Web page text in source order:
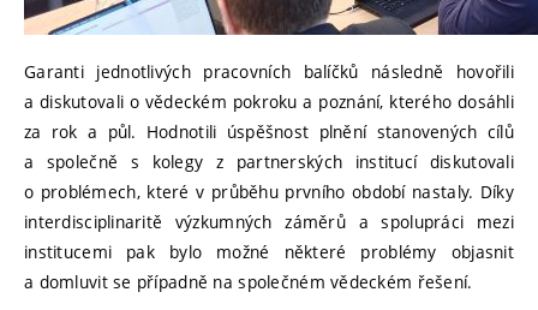
Garanti jednotlivých pracovních balíčků následně hovořili
a diskutovali o vědeckém pokroku a poznání, kterého dosáhli
za rok a půl. Hodnotili úspěšnost plnění stanovených cílů
a společně s kolegy z partnerských institucí diskutovali
o problémech, které v průběhu prvního období nastaly. Díky
interdisciplinaritě výzkumných záměrů a spolupráci mezi
institucemi pak bylo možné některé problémy objasnit
a domluvit se případně na společném vědeckém řešení.